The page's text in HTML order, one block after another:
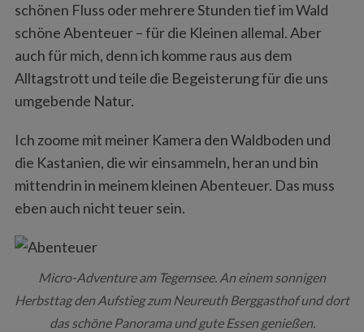
schönen Fluss oder mehrere Stunden tief im Wald
schöne Abenteuer – für die Kleinen allemal. Aber
auch für mich, denn ich komme raus aus dem
Alltagstrott und teile die Begeisterung für die uns
umgebende Natur.
Ich zoome mit meiner Kamera den Waldboden und
die Kastanien, die wir einsammeln, heran und bin
mittendrin in meinem kleinen Abenteuer. Das muss
eben auch nicht teuer sein.
Micro-Adventure am Tegernsee. An einem sonnigen
Herbsttag den Aufstieg zum Neureuth Berggasthof und dort
das schöne Panorama und gute Essen genießen.